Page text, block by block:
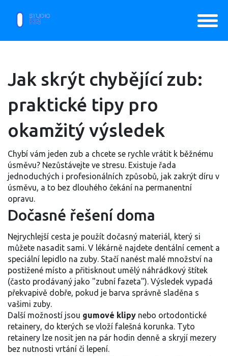
Jak skrýt chybějící zub:
praktické tipy pro
okamžitý výsledek
Chybí vám jeden zub a chcete se rychle vrátit k běžnému
úsměvu? Nezůstávejte ve stresu. Existuje řada
jednoduchých i profesionálních způsobů, jak zakrýt díru v
úsměvu, a to bez dlouhého čekání na permanentní
opravu.
Dočasné řešení doma
Nejrychlejší cesta je použít dočasný materiál, který si
můžete nasadit sami. V lékárně najdete dentální cement a
speciální lepidlo na zuby. Stačí nanést malé množství na
postižené místo a přitisknout umělý náhrádkový štítek
(často prodávaný jako "zubní fazeta"). Výsledek vypadá
překvapivě dobře, pokud je barva správně sladěna s
vašimi zuby.
Další možností jsou gumové klipy nebo ortodontické
retainery, do kterých se vloží falešná korunka. Tyto
retainery lze nosit jen na pár hodin denně a skryjí mezery
bez nutnosti vrtání či lepení.